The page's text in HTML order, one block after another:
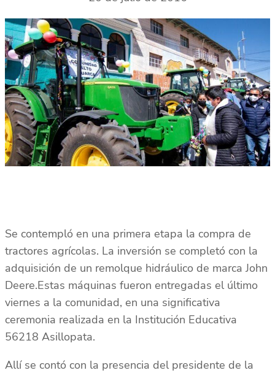
Se contempló en una primera etapa la compra de
tractores agrícolas. La inversión se completó con la
adquisición de un remolque hidráulico de marca John
Deere.Estas máquinas fueron entregadas el último
viernes a la comunidad, en una significativa
ceremonia realizada en la Institución Educativa
56218 Asillopata.
Allí se contó con la presencia del presidente de la